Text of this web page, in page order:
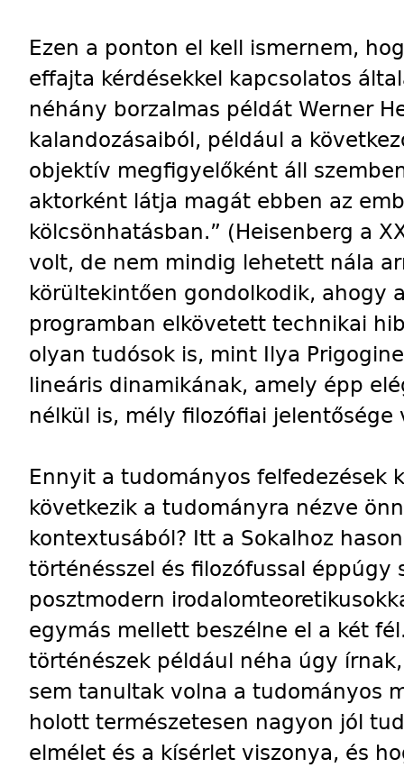
Ezen a ponton el kell ismernem,
effajta kérdésekkel kapcsolatos
néhány borzalmas példát Werner
kalandozásaiból, például a
objektív megfigyelőként áll
aktorként látja magát ebben az
kölcsönhatásban.” (Heisenberg a
volt, de nem mindig lehetett nála
körültekintően gondolkodik, ahogy
programban elkövetett technikai
olyan tudósok is, mint Ilya
lineáris dinamikának, amely épp
nélkül is, mély filozófiai jelentősége
Ennyit a tudományos felfedezések
következik a tudományra nézve
kontextusából? Itt a Sokalhoz
történésszel és filozófussal éppúgy
posztmodern
egymás mellett beszélne el a két
történészek például néha úgy
sem tanultak volna a tudományos
holott természetesen nagyon jól
elmélet és a kísérlet viszonya, és